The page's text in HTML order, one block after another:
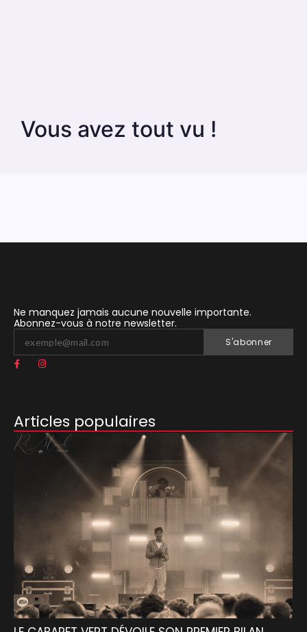
Vous avez tout vu !
Ne manquez jamais aucune nouvelle importante.
Abonnez-vous à notre newsletter.
S'abonner
Articles populaires